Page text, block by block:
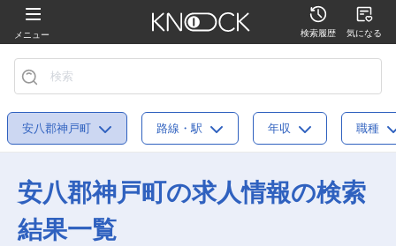
メニュー 検索履歴 気になる
安八郡神戸町 路線・駅 年収 職種
安八郡神戸町の求人情報の検索
結果一覧